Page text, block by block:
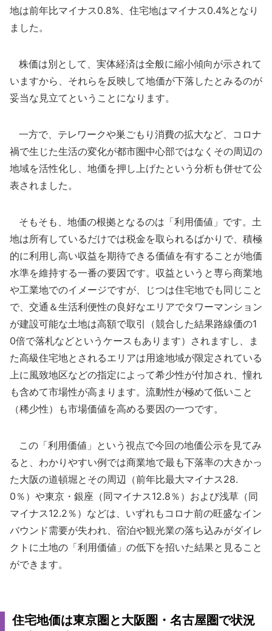
地は前年比マイナス0.8%、住宅地はマイナス0.4%となり
ました。
株価は別として、実体経済は全般に縮小傾向が示されて
いますから、それらを反映して地価が下落したとみるのが
妥当な見立てということになります。
一方で、テレワークや巣ごもり消費の拡大など、コロナ
禍で生じた生活の変化が都市圏中心部ではなくその周辺の
地域を活性化し、地価を押し上げたという分析も併せて公
表されました。
そもそも、地価の根拠となるのは「利用価値」です。土
地は所有しているだけでは税金を取られるばかりで、積極
的に利用し高い収益を期待できる価値を有することが地価
水準を維持する一番の要因です。収益というと専ら商業地
や工業地でのイメージですが、じつは住宅地でも同じこと
で、交通＆生活利便性の良好なエリアでタワーマンション
が建設可能な土地は高額で取引（競合した結果路線価の1
0倍で落札などというケースもあります）されますし、ま
た高級住宅地とされるエリアは用途地域が限定されている
上に風致地区などの指定によって希少性が付加され、憧れ
も含めて市場性が高まります。流動性が極めて低いこと
（稀少性）も市場価値を高める要因の一つです。
この「利用価値」という視点で今回の地価公示を見てみ
ると、わかりやすい例では商業地で最も下落率の大きかっ
た大阪の道頓堀とその周辺（前年比最大マイナス28.
0％）や東京・銀座（同マイナス12.8％）および浅草（同
マイナス12.2％）などは、いずれもコロナ前の旺盛なイン
バウンド需要が失われ、宿泊や観光業の落ち込みがダイレ
クトに土地の「利用価値」の低下を招いた結果と見ること
ができます。
住宅地価は東京圏と大阪圏・名古屋圏で状況